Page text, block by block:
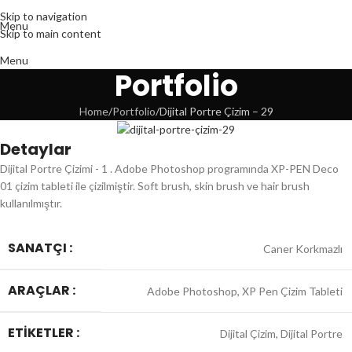
Skip to navigation
Skip to main content
Menu
Menu
Portfolio
Home Portfolio Dijital Portre Çizim – 29
Detaylar
Dijital Portre Çizimi - 1 . Adobe Photoshop programında XP-PEN Deco
01 çizim tableti ile çizilmiştir. Soft brush, skin brush ve hair brush
kullanılmıştır.
SANATÇI : Caner Korkmazlı
ARAÇLAR : Adobe Photoshop, XP Pen Çizim Tableti
ETIKETLER : Dijital Çizim, Dijital Portre